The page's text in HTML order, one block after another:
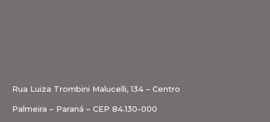
Rua Luiza Trombini Malucelli, 134 – Centro
Palmeira – Paraná – CEP 84.130-000